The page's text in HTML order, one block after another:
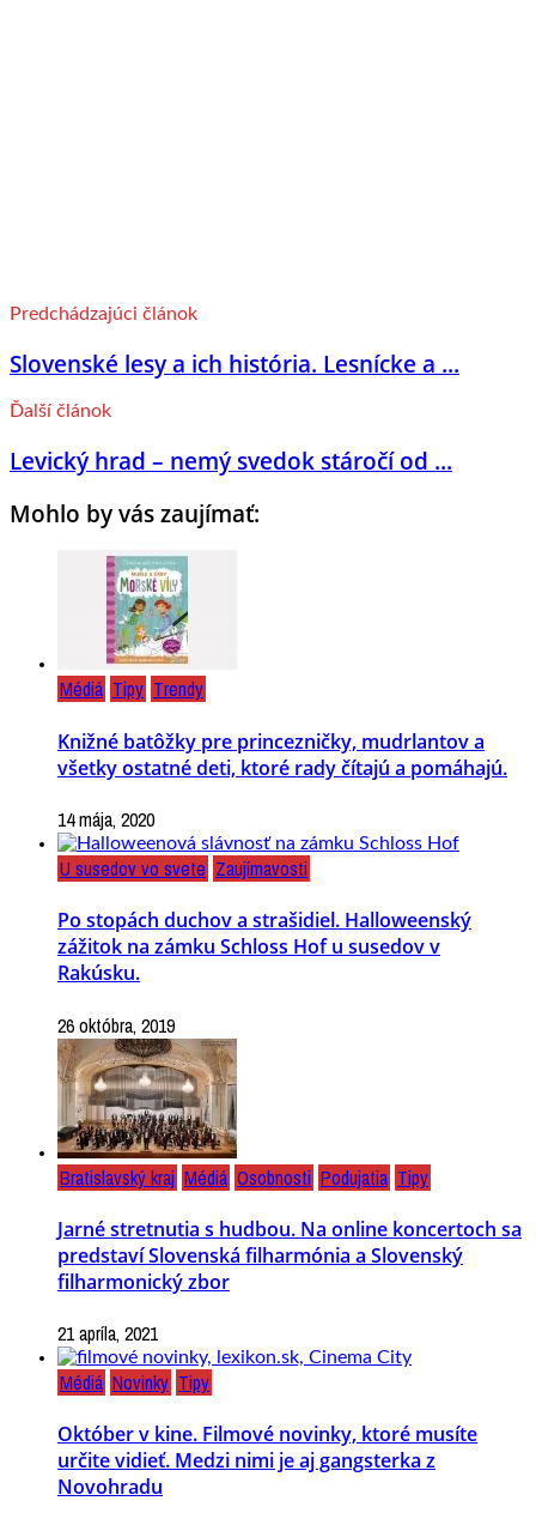
Predchádzajúci článok
Slovenské lesy a ich história. Lesnícke a ...
Ďalší článok
Levický hrad – nemý svedok stáročí od ...
Mohlo by vás zaujímať:
Médiá Tipy Trendy
Knižné batôžky pre princezničky, mudrlantov a
všetky ostatné deti, ktoré rady čítajú a pomáhajú.
14 mája, 2020
U susedov vo svete Zaujímavosti
Po stopách duchov a strašidiel. Halloweenský
zážitok na zámku Schloss Hof u susedov v
Rakúsku.
26 októbra, 2019
Bratislavský kraj Médiá Osobnosti Podujatia Tipy
Jarné stretnutia s hudbou. Na online koncertoch sa
predstaví Slovenská filharmónia a Slovenský
filharmonický zbor
21 apríla, 2021
Médiá Novinky Tipy
Október v kine. Filmové novinky, ktoré musíte
určite vidieť. Medzi nimi je aj gangsterka z
Novohradu